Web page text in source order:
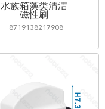
水族箱藻类清洁
磁性刷
8719138217908